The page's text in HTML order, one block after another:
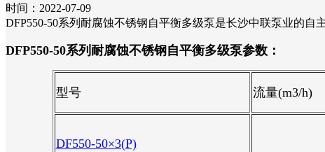
时间：2022-07-09
DFP550-50系列耐腐蚀不锈钢自平衡多级泵是长沙中联泵业的自
DFP550-50系列耐腐蚀不锈钢自平衡多级泵参数：
型号 流量(m3/h)
DF550-50×3(P)